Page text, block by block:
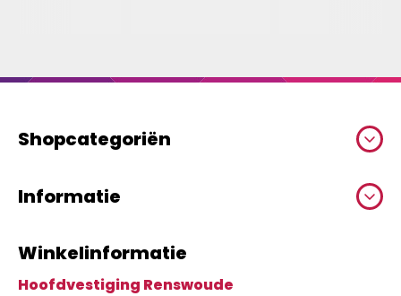
Shopcategoriën
Informatie
Winkelinformatie
Hoofdvestiging Renswoude